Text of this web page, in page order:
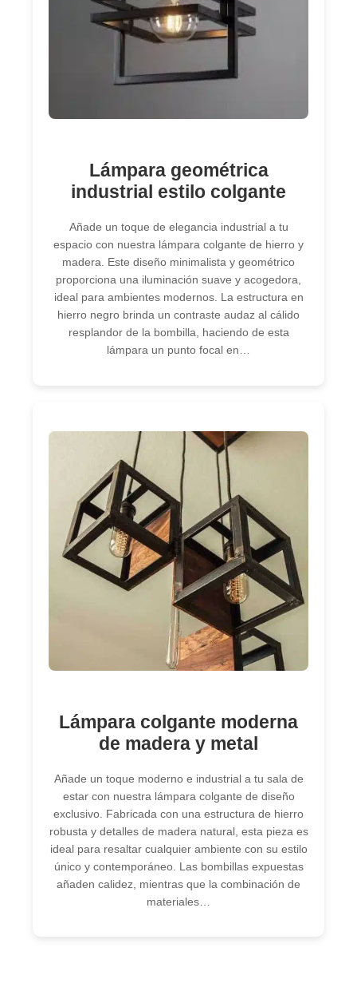
Lámpara geométrica
industrial estilo colgante
Añade un toque de elegancia industrial a tu
espacio con nuestra lámpara colgante de hierro y
madera. Este diseño minimalista y geométrico
proporciona una iluminación suave y acogedora,
ideal para ambientes modernos. La estructura en
hierro negro brinda un contraste audaz al cálido
resplandor de la bombilla, haciendo de esta
lámpara un punto focal en…
Lámpara colgante moderna
de madera y metal
Añade un toque moderno e industrial a tu sala de
estar con nuestra lámpara colgante de diseño
exclusivo. Fabricada con una estructura de hierro
robusta y detalles de madera natural, esta pieza es
ideal para resaltar cualquier ambiente con su estilo
único y contemporáneo. Las bombillas expuestas
añaden calidez, mientras que la combinación de
materiales…